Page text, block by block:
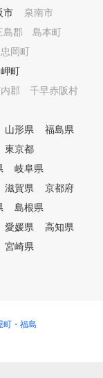
市
泉南市
島郡 島本町
岡町
町
内郡 千早赤阪村
山形県
福島県
東京都
岐阜県
滋賀県
京都府
島根県
愛媛県
高知県
宮崎県
町・福島